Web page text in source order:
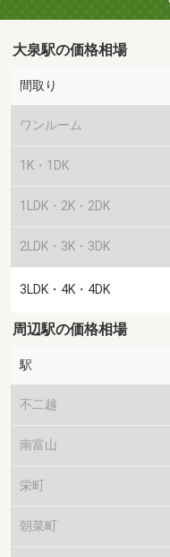
大泉駅の価格相場
間取り
ワンルーム
1K・1DK
1LDK・2K・2DK
2LDK・3K・3DK
3LDK・4K・4DK
周辺駅の価格相場
駅
不二越
南富山
栄町
朝菜町